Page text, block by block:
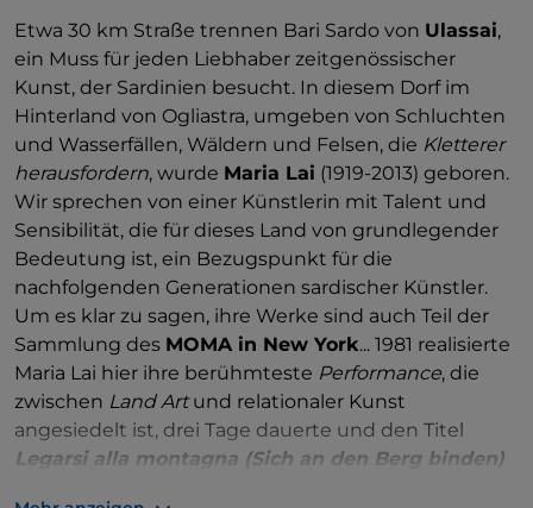
Etwa 30 km Straße trennen Bari Sardo von Ulassai,
ein Muss für jeden Liebhaber zeitgenössischer
Kunst, der Sardinien besucht. In diesem Dorf im
Hinterland von Ogliastra, umgeben von Schluchten
und Wasserfällen, Wäldern und Felsen, die Kletterer
herausfordern, wurde Maria Lai (1919-2013) geboren.
Wir sprechen von einer Künstlerin mit Talent und
Sensibilität, die für dieses Land von grundlegender
Bedeutung ist, ein Bezugspunkt für die
nachfolgenden Generationen sardischer Künstler.
Um es klar zu sagen, ihre Werke sind auch Teil der
Sammlung des MOMA in New York... 1981 realisierte
Maria Lai hier ihre berühmteste Performance, die
zwischen Land Artund relationaler Kunst
angesiedelt ist, drei Tage dauerte und den Titel
Legarsi alla montagna (Sich an den Berg binden)